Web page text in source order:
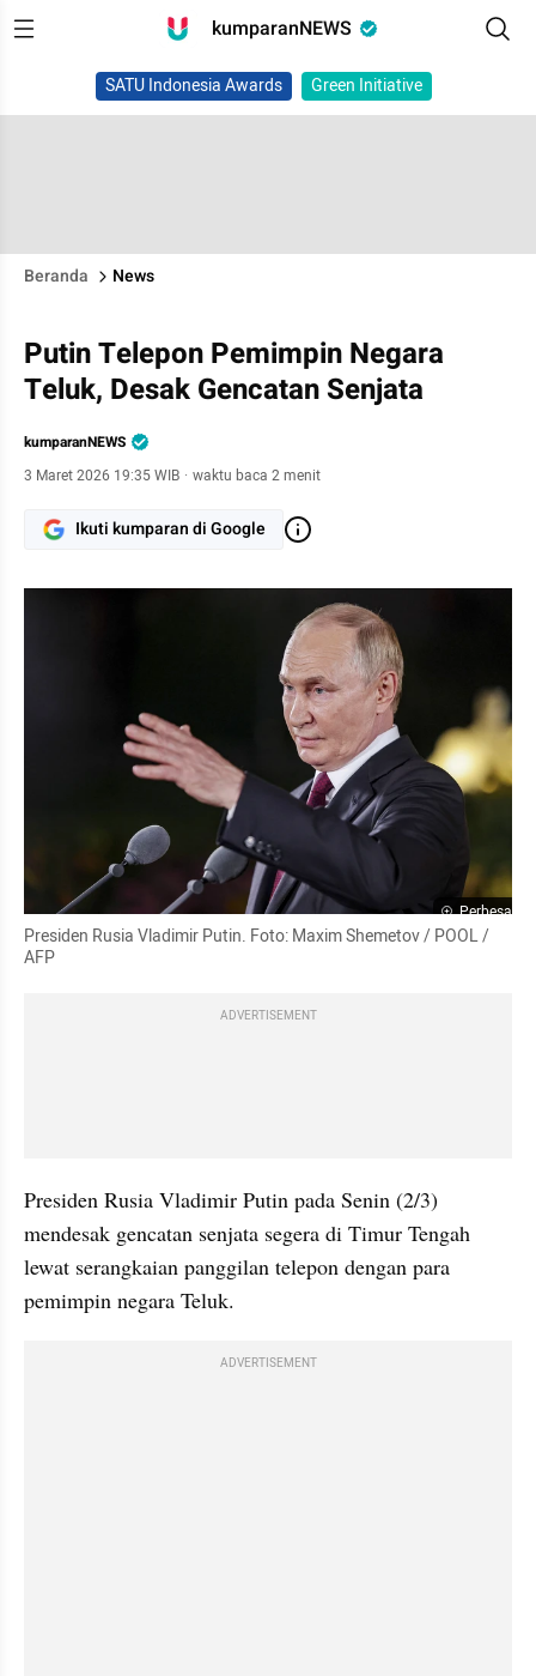
kumparanNEWS
SATU Indonesia Awards Green Initiative
Beranda News
Putin Telepon Pemimpin Negara
Teluk, Desak Gencatan Senjata
kumparanNEWS
3 Maret 2026 19:35 WIB · waktu baca 2 menit
Ikuti kumparan di Google
Perbesar
Presiden Rusia Vladimir Putin. Foto: Maxim Shemetov / POOL /
AFP
ADVERTISEMENT
Presiden Rusia Vladimir Putin pada Senin (2/3)
mendesak gencatan senjata segera di Timur Tengah
lewat serangkaian panggilan telepon dengan para
pemimpin negara Teluk.
ADVERTISEMENT